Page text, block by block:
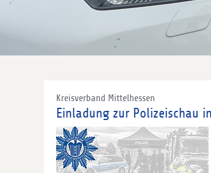
Kreisverband Mittelhessen
Einladung zur Polizeischau